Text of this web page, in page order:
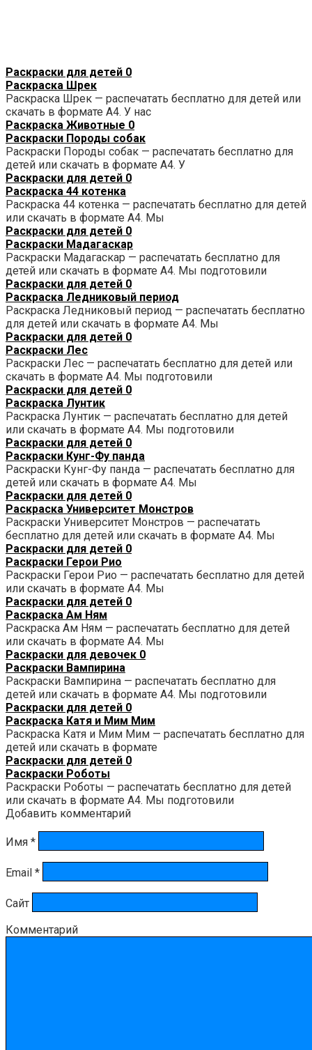
Раскраски для детей 0
Раскраска Шрек
Раскраска Шрек — распечатать бесплатно для детей или
скачать в формате А4. У нас
Раскраска Животные 0
Раскраски Породы собак
Раскраски Породы собак — распечатать бесплатно для
детей или скачать в формате А4. У
Раскраски для детей 0
Раскраска 44 котенка
Раскраска 44 котенка — распечатать бесплатно для детей
или скачать в формате А4. Мы
Раскраски для детей 0
Раскраски Мадагаскар
Раскраски Мадагаскар — распечатать бесплатно для
детей или скачать в формате А4. Мы подготовили
Раскраски для детей 0
Раскраска Ледниковый период
Раскраска Ледниковый период — распечатать бесплатно
для детей или скачать в формате А4. Мы
Раскраски для детей 0
Раскраски Лес
Раскраски Лес — распечатать бесплатно для детей или
скачать в формате А4. Мы подготовили
Раскраски для детей 0
Раскраска Лунтик
Раскраска Лунтик — распечатать бесплатно для детей
или скачать в формате А4. Мы подготовили
Раскраски для детей 0
Раскраски Кунг-Фу панда
Раскраски Кунг-Фу панда — распечатать бесплатно для
детей или скачать в формате А4. Мы
Раскраски для детей 0
Раскраска Университет Монстров
Раскраски Университет Монстров — распечатать
бесплатно для детей или скачать в формате А4. Мы
Раскраски для детей 0
Раскраски Герои Рио
Раскраски Герои Рио — распечатать бесплатно для детей
или скачать в формате А4. Мы
Раскраски для детей 0
Раскраска Ам Ням
Раскраска Ам Ням — распечатать бесплатно для детей
или скачать в формате А4. Мы
Раскраски для девочек 0
Раскраски Вампирина
Раскраски Вампирина — распечатать бесплатно для
детей или скачать в формате А4. Мы подготовили
Раскраски для детей 0
Раскраска Катя и Мим Мим
Раскраска Катя и Мим Мим — распечатать бесплатно для
детей или скачать в формате
Раскраски для детей 0
Раскраски Роботы
Раскраски Роботы — распечатать бесплатно для детей
или скачать в формате А4. Мы подготовили
Добавить комментарий
Имя *
Email *
Сайт
Комментарий